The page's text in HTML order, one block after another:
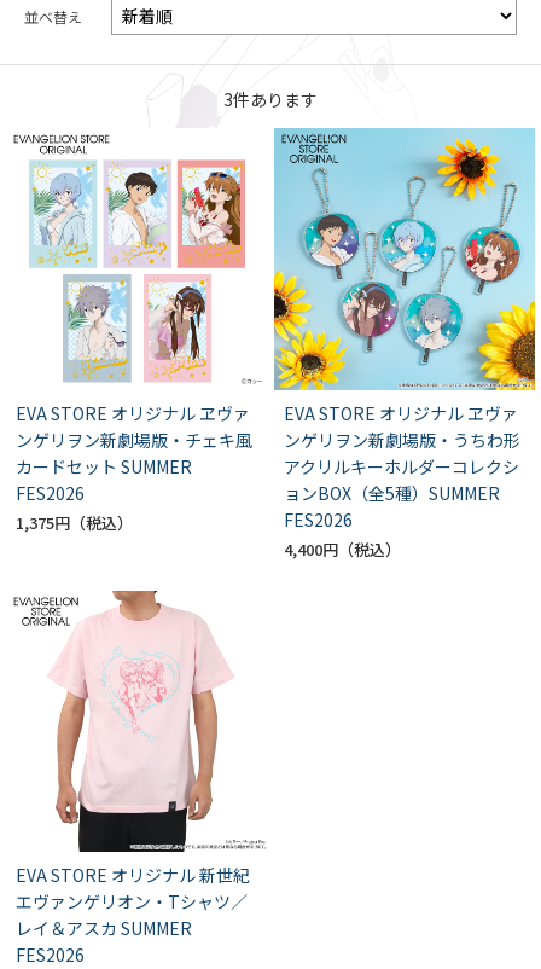
並べ替え
3件あります
EVA STORE オリジナル ヱヴァ
ンゲリヲン新劇場版・チェキ風
カードセット SUMMER
FES2026
1,375円
EVA STORE オリジナル ヱヴァ
ンゲリヲン新劇場版・うちわ形
アクリルキーホルダーコレクシ
ョンBOX（全5種）SUMMER
FES2026
4,400円
EVA STORE オリジナル 新世紀
エヴァンゲリオン・Tシャツ／
レイ＆アスカ SUMMER
FES2026